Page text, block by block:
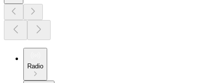
Radio